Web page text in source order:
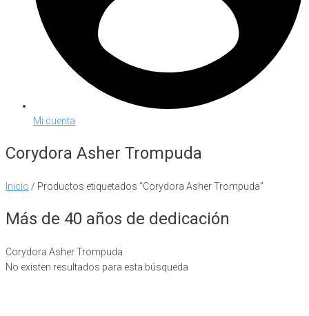
Mi cuenta
Corydora Asher Trompuda
Inicio / Productos etiquetados “Corydora Asher Trompuda”
Más de 40 años de dedicación
Corydora Asher Trompuda
No existen resultados para esta búsqueda